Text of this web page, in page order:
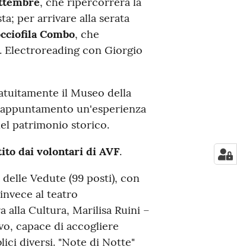
per arrivare alla serata
Combo, che
. Electroreading con Giorgio
il Museo della
un'esperienza
patrimonio storico.
dai volontari di AVF.
Vedute (99 posti), con
al teatro
alla Cultura, Marilisa Ruini –
capace di accogliere
diversi. "Note di Notte"